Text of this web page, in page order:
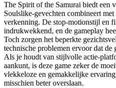
The Spirit of the Samurai biedt een
Soulslike-gevechten combineert
verkenning. De stop-motionstijl en
indrukwekkend, en de gameplay
Toch zorgen het beperkte
technische problemen ervoor dat de
Als je houdt van stijlvolle actie-
aankunt, is deze game zeker de
vlekkeloze en gemakkelijke
misschien beter overslaan.